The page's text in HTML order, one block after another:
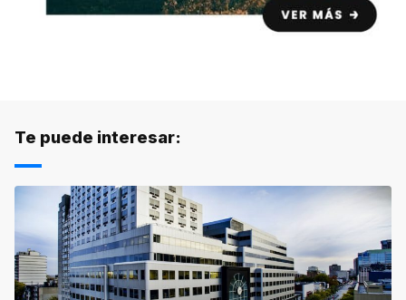
Te puede interesar: